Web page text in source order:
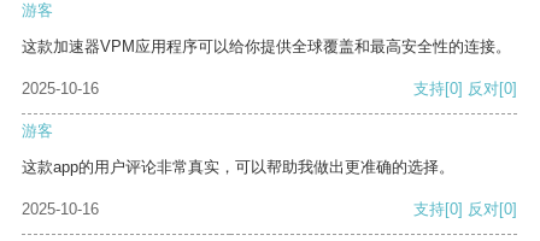
游客
这款加速器VPM应用程序可以给你提供全球覆盖和最高安全性的连接。
2025-10-16 支持[0] 反对[0]
游客
这款app的用户评论非常真实，可以帮助我做出更准确的选择。
2025-10-16 支持[0] 反对[0]